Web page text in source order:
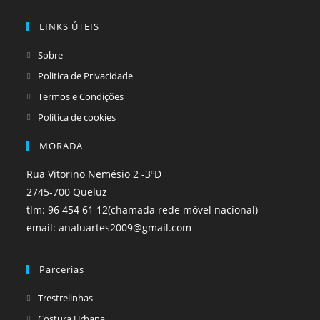
tab
LINKS ÚTEIS
Sobre
Politica de Privacidade
Termos e Condições
Politica de cookies
MORADA
Rua Vitorino Nemésio 2 -3ºD
2745-700 Queluz
tlm: 96 454 61 12(chamada rede móvel nacional)
email: analuartes2009@gmail.com
Parcerias
TrestrelinhasOpens
in